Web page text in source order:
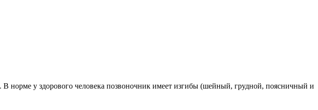
норме у здорового человека позвоночник имеет изгибы (шейный, грудной, поясничный и